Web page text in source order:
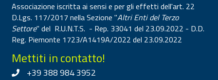
Associazione iscritta ai sensi e per gli effetti dell'art. 22
D.Lgs. 117/2017 nella Sezione "Altri Enti del Terzo
Settore" del R.U.N.T.S. - Rep. 33041 del 23.09.2022 - D.D.
Reg. Piemonte 1723/A1419A/2022 del 23.09.2022
Mettiti in contatto!
+39 388 984 3952